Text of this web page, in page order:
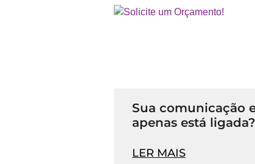
Sua comunicação
apenas está ligada?
LER MAIS